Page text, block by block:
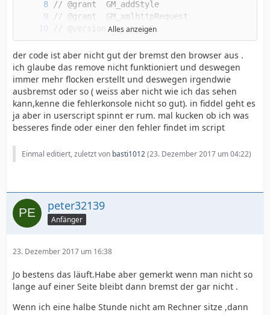
Alles anzeigen
der code ist aber nicht gut der bremst den browser aus .
ich glaube das remove nicht funktioniert und deswegen
immer mehr flocken erstellt und deswegen irgendwie
ausbremst oder so ( weiss aber nicht wie ich das sehen
kann,kenne die fehlerkonsole nicht so gut). in fiddel geht es
ja aber in userscript spinnt er rum. mal kucken ob ich was
besseres finde oder einer den fehler findet im script
Einmal editiert, zuletzt von basti1012(23. Dezember 2017 um 04:22)
peter32139
Anfänger
23. Dezember 2017 um 16:38
Jo bestens das läuft.Habe aber gemerkt wenn man nicht so
lange auf einer Seite bleibt dann bremst der gar nicht .
Wenn ich eine halbe Stunde nicht am Rechner sitze ,dann